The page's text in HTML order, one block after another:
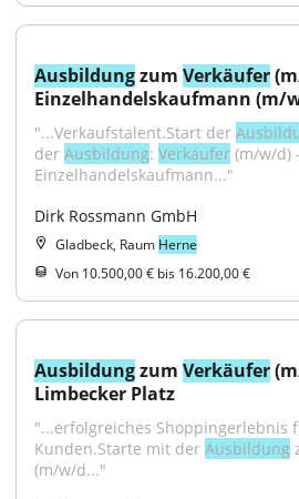
Ausbildung zum Verkäufer
Einzelhandelskaufmann (m/
"...Verkaufstalent.Start der
der Ausbildung: Verkäufer (m/w/d)
Einzelhandelskaufmann..."
Dirk Rossmann GmbH
Gladbeck, Raum Herne
Von 10.500,00 € bis 16.200,00 €
Ausbildung zum Verkäufer
Limbecker Platz
"...erfolgreiches Shoppingerlebnis
Kunden.Starte mit der Ausbildung
(m/w/d..."